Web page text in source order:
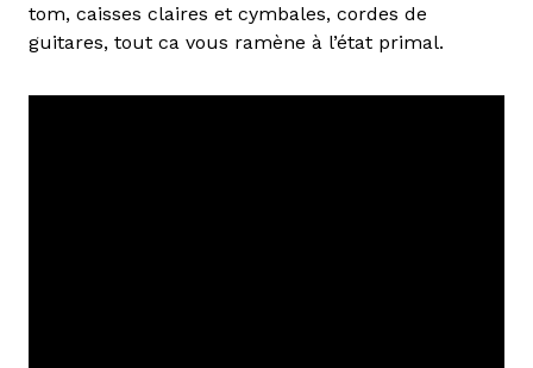
tom, caisses claires et cymbales, cordes de
guitares, tout ca vous ramène à l’état primal.